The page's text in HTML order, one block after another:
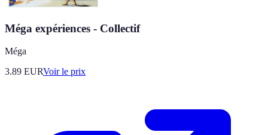
Méga expériences - Collectif
Méga
3.89 EURVoir le prix